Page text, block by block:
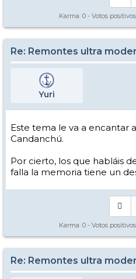
Karma: 0 - Votos
Re: Remontes ultra
Yuri
Este tema le va a encantar
Candanchú.
Por cierto, los que habláis
falla la memoria tiene un
Karma: 0 - Votos
Re: Remontes ultra